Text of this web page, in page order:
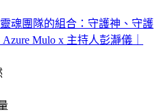
魂團隊的組合：守護神、守護
Mulo x 主持人彭瀞儀｜